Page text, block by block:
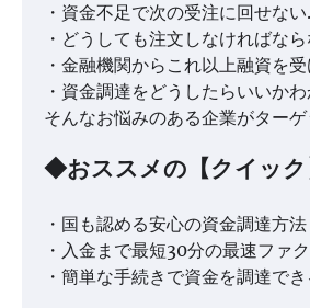
・資金不足で次の受注に回せな
・どうしても注文しなければな
・金融機関からこれ以上融資を
・資金調達をどうしたらいいか
そんなお悩みのある企業がターゲ
◆おススメの【クイッ
・国も認める安心の資金調達方法
・入金まで最短30分の最速ファ
・簡単な手続きで資金を調達でき